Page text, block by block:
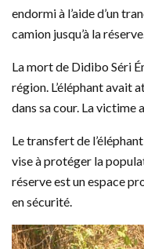
endormi à l’aide d’un
camion jusqu’à la réserve.
La mort de Didibo Séri
région. L’éléphant avait
dans sa cour. La victime
Le transfert de
vise à protéger la
réserve est un espace
en sécurité.